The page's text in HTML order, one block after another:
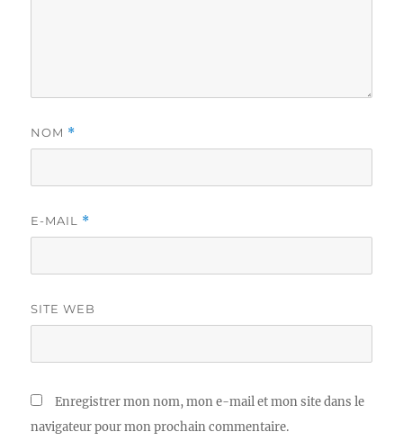
NOM *
E-MAIL *
SITE WEB
Enregistrer mon nom, mon e-mail et mon site dans le
navigateur pour mon prochain commentaire.